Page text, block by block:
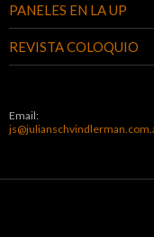
PANELES EN LA UP
REVISTA COLOQUIO
Email: